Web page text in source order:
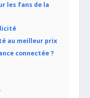
les fans de la
au meilleur prix
connectée ?